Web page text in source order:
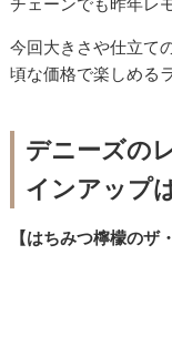
チェーンでも昨年レ
今回大きさや仕立て
頃な価格で楽しめる
デニーズの
インアップ
【はちみつ檸檬の